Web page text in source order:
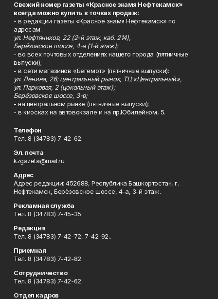
Свежий номер газеты «Красное знамя Нефтекамск»
всегда можно купить в точках продаж:
- в редакции газеты «Красное знамя Нефтекамск» по
адресам:
ул. Нефтяников, 22 (2-й этаж, каб. 214),
Берёзовское шоссе, 4-а (1-й этаж);
- во всех почтовых отделениях нашего города (пятничные
выпуски);
- в сети магазинов «Бегемот» (пятничные выпуски):
ул. Ленина, 26; центральный рынок, ТЦ «Центральный»,
ул. Парковая, 2 (цокольный этаж);
Берёзовское шоссе, 3-в;
- на центральном рынке (пятничные выпуски);
- в киосках на автовокзале и на пр.Юбилейном, 5.
Телефон
Тел. 8 (34783) 7-42-62.
Эл. почта
kzgazeta@mail.ru
Адрес
Адрес редакции: 452688, Республика Башкортостан, г.
Нефтекамск, Берёзовское шоссе, 4-а, 3-й этаж.
Рекламная служба
Тел. 8 (34783) 7-45-35.
Редакция
Тел. 8 (34783) 7-42-72, 7-42-92..
Приемная
Тел. 8 (34783) 7-42-82.
Сотрудничество
Тел. 8 (34783) 7-42-62.
Отдел кадров